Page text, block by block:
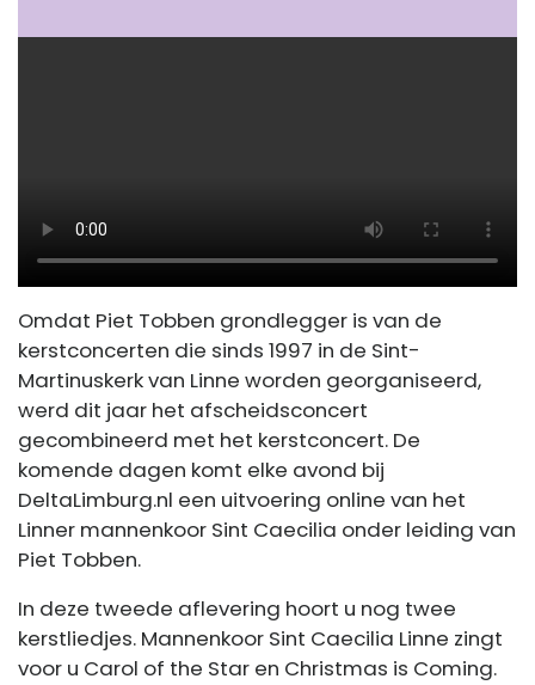
Omdat Piet Tobben grondlegger is van de
kerstconcerten die sinds 1997 in de Sint-
Martinuskerk van Linne worden georganiseerd,
werd dit jaar het afscheidsconcert
gecombineerd met het kerstconcert. De
komende dagen komt elke avond bij
DeltaLimburg.nl een uitvoering online van het
Linner mannenkoor Sint Caecilia onder leiding van
Piet Tobben.
In deze tweede aflevering hoort u nog twee
kerstliedjes. Mannenkoor Sint Caecilia Linne zingt
voor u Carol of the Star en Christmas is Coming.